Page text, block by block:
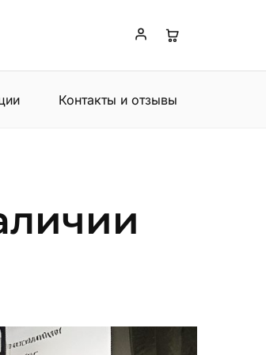
Контакты и отзывы